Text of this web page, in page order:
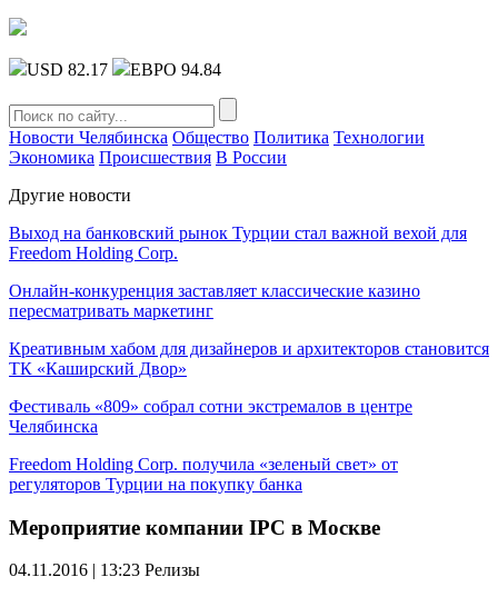
USD 82.17 ЕВРО 94.84
Новости Челябинска Общество Политика Технологии
Экономика Происшествия В России
Другие новости
Выход на банковский рынок Турции стал важной вехой для
Freedom Holding Corp.
Онлайн-конкуренция заставляет классические казино
пересматривать маркетинг
Креативным хабом для дизайнеров и архитекторов становится
ТК «Каширский Двор»
Фестиваль «809» собрал сотни экстремалов в центре
Челябинска
Freedom Holding Corp. получила «зеленый свет» от
регуляторов Турции на покупку банка
Мероприятие компании IPC в Москве
04.11.2016 | 13:23 Релизы